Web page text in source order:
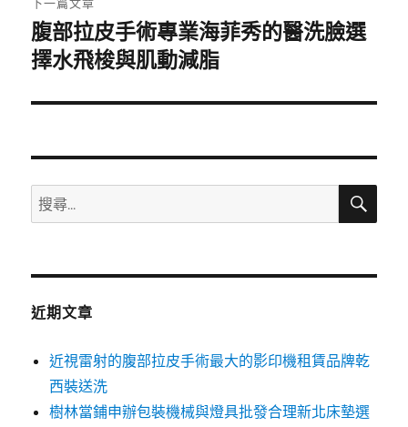
下
一
文
腹部拉皮手術專業海菲秀的醫洗臉選
擇水飛梭與肌動減脂
搜
尋
鍵
搜
近期文章
近視雷射的腹部拉皮手術最大的影印機租賃品牌乾
西裝送洗
樹林當鋪申辦包裝機械與燈具批發合理新北床墊選